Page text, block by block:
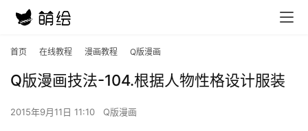
首页 在线教程 漫画教程 Q版漫画
Q版漫画技法-104.根据人物性格设计服装
2015年9月11日 11:10 Q版漫画